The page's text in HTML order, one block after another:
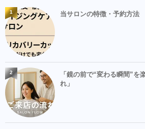
当サロンの特徴・予約方法
1
「鏡の前で“変わる瞬間”を
れ」
2